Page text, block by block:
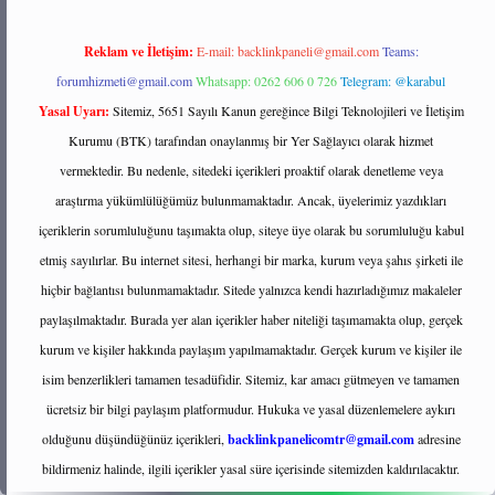
Reklam ve İletişim: E-mail:backlinkpaneli@gmail.com Teams:
forumhizmeti@gmail.comWhatsapp: 0262 606 0 726Telegram: @karabul
Yasal Uyarı: Sitemiz, 5651 Sayılı Kanun gereğince Bilgi Teknolojileri ve İletişim
Kurumu (BTK) tarafından onaylanmış bir Yer Sağlayıcı olarak hizmet
vermektedir. Bu nedenle, sitedeki içerikleri proaktif olarak denetleme veya
araştırma yükümlülüğümüz bulunmamaktadır. Ancak, üyelerimiz yazdıkları
içeriklerin sorumluluğunu taşımakta olup, siteye üye olarak bu sorumluluğu kabul
etmiş sayılırlar. Bu internet sitesi, herhangi bir marka, kurum veya şahıs şirketi ile
hiçbir bağlantısı bulunmamaktadır. Sitede yalnızca kendi hazırladığımız makaleler
paylaşılmaktadır. Burada yer alan içerikler haber niteliği taşımamakta olup, gerçek
kurum ve kişiler hakkında paylaşım yapılmamaktadır. Gerçek kurum ve kişiler ile
isim benzerlikleri tamamen tesadüfidir. Sitemiz, kar amacı gütmeyen ve tamamen
ücretsiz bir bilgi paylaşım platformudur. Hukuka ve yasal düzenlemelere aykırı
olduğunu düşündüğünüz içerikleri, backlinkpanelicomtr@gmail.comadresine
bildirmeniz halinde, ilgili içerikler yasal süre içerisinde sitemizden kaldırılacaktır.